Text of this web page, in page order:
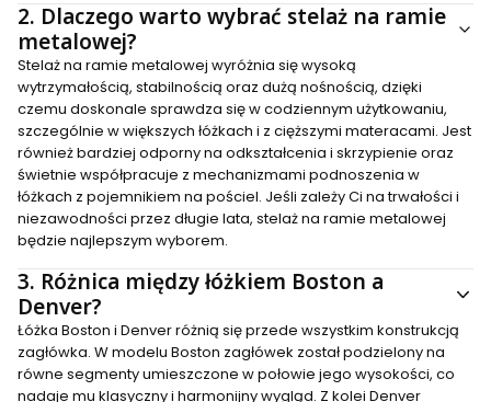
2. Dlaczego warto wybrać stelaż na ramie
metalowej?
Stelaż na ramie metalowej wyróżnia się wysoką
wytrzymałością, stabilnością oraz dużą nośnością, dzięki
czemu doskonale sprawdza się w codziennym użytkowaniu,
szczególnie w większych łóżkach i z cięższymi materacami. Jest
również bardziej odporny na odkształcenia i skrzypienie oraz
świetnie współpracuje z mechanizmami podnoszenia w
łóżkach z pojemnikiem na pościel. Jeśli zależy Ci na trwałości i
niezawodności przez długie lata, stelaż na ramie metalowej
będzie najlepszym wyborem.
3. Różnica między łóżkiem Boston a
Denver?
Łóżka Boston i Denver różnią się przede wszystkim konstrukcją
zagłówka. W modelu Boston zagłówek został podzielony na
równe segmenty umieszczone w połowie jego wysokości, co
nadaje mu klasyczny i harmonijny wygląd. Z kolei Denver